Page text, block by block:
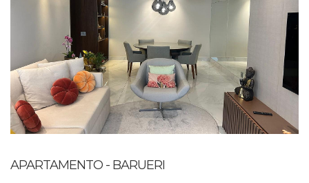
APARTAMENTO - BARUERI